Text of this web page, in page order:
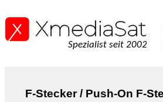
Spezialist seit 2002
F-Stecker / Push-On F-